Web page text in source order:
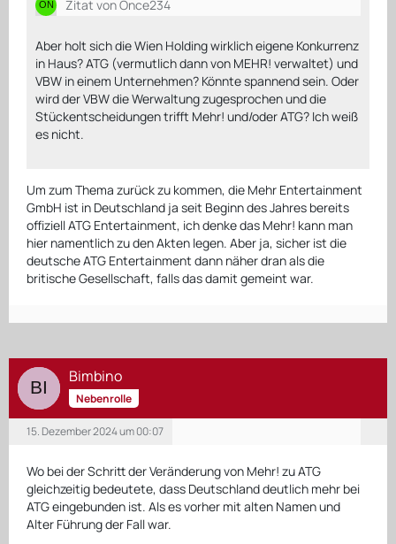
Zitat von Once234
Aber holt sich die Wien Holding wirklich eigene Konkurrenz
in Haus? ATG (vermutlich dann von MEHR! verwaltet) und
VBW in einem Unternehmen? Könnte spannend sein. Oder
wird der VBW die Werwaltung zugesprochen und die
Stückentscheidungen trifft Mehr! und/oder ATG? Ich weiß
es nicht.
Um zum Thema zurück zu kommen, die Mehr Entertainment
GmbH ist in Deutschland ja seit Beginn des Jahres bereits
offiziell ATG Entertainment, ich denke das Mehr! kann man
hier namentlich zu den Akten legen. Aber ja, sicher ist die
deutsche ATG Entertainment dann näher dran als die
britische Gesellschaft, falls das damit gemeint war.
Bimbino
Nebenrolle
15. Dezember 2024 um 00:07
Wo bei der Schritt der Veränderung von Mehr! zu ATG
gleichzeitig bedeutete, dass Deutschland deutlich mehr bei
ATG eingebunden ist. Als es vorher mit alten Namen und
Alter Führung der Fall war.